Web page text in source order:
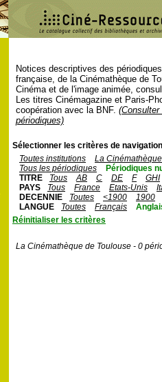
Notices descriptives des
française, de la Cinémathèque de
Cinéma et de l'image animée,
Les titres Cinémagazine et Paris-
coopération avec la BNF.
périodiques)
Sélectionner les critères de
Toutes institutions
La
Tous les périodiques
Périodiques
TITRE
Tous AB C DE F
GHI
PAYS
Tous France Etats-Unis
DECENNIE
Toutes <1900
1900
LANGUE
Toutes Français
Réinitialiser les critères
La Cinémathèque de Toulouse - 0